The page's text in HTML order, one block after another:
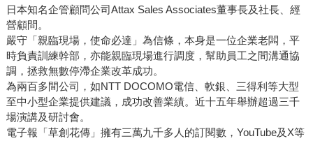
日本知名企管顧問公司Attax Sales Associates董事長及社長、經
營顧問。
嚴守「親臨現場，使命必達」為信條，本身是一位企業老闆，平
時負責訓練幹部，亦能親臨現場進行調度，幫助員工之間溝通協
調，拯救無數停滯企業改革成功。
為兩百多間公司，如NTT DOCOMO電信、軟銀、三得利等大型
至中小型企業提供建議，成功改善業績。近十五年舉辦超過三千
場演講及研討會。
電子報「草創花傳」擁有三萬九千多人的訂閱數，YouTube及X等